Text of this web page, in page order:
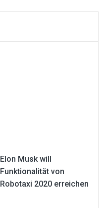
Elon Musk will
Funktionalität von
Robotaxi 2020 erreichen